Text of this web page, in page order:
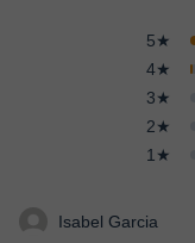
5★
4★
3★
2★
1★
Isabel Garcia